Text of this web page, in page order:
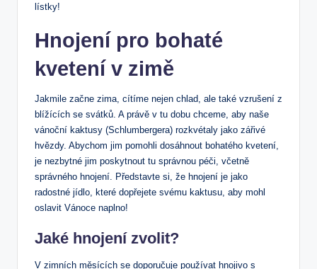
lístky!
Hnojení pro bohaté
kvetení v zimě
Jakmile začne zima, cítíme nejen chlad, ale⁤ také vzrušení ​z⁣
blížících se svátků. A právě v tu dobu chceme, aby ​naše
vánoční kaktusy‌ (Schlumbergera) rozkvétaly jako zářivé
hvězdy. Abychom jim ⁣pomohli dosáhnout bohatého kvetení,
je nezbytné jim poskytnout tu správnou péči,⁣ včetně ​
správného‌ hnojení. Představte si, že hnojení je jako
radostné jídlo, ⁢které dopřejete svému kaktusu, aby mohl‍
oslavit Vánoce naplno!
Jaké hnojení zvolit?
V zimních měsících ​se doporučuje používat hnojivo ⁣s